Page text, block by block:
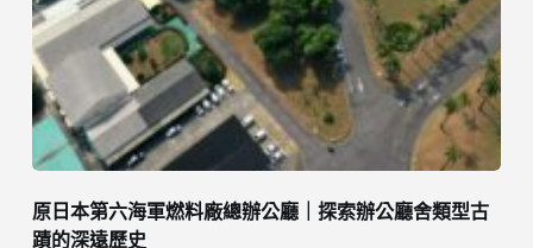
原日本第六海軍燃料廠總辦公廳｜探索辦公廳舍類型古
蹟的深遠歷史